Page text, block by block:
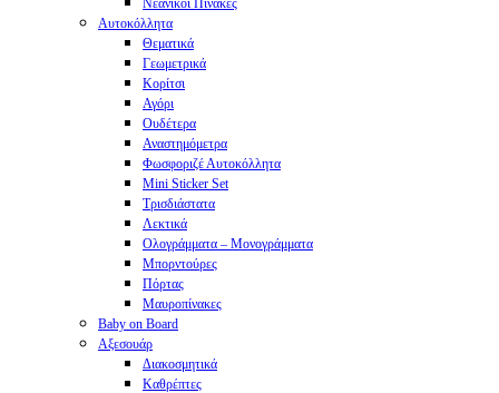
Νεανικοί Πίνακες
Αυτοκόλλητα
Θεματικά
Γεωμετρικά
Κορίτσι
Αγόρι
Ουδέτερα
Αναστημόμετρα
Φωσφοριζέ Αυτοκόλλητα
Mini Sticker Set
Tρισδιάστατα
Λεκτικά
Ολογράμματα – Μονογράμματα
Μπορντούρες
Πόρτας
Μαυροπίνακες
Baby on Board
Αξεσουάρ
Διακοσμητικά
Καθρέπτες